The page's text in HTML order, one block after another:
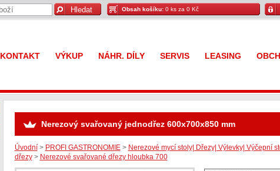
Obsah košíku: 0 ks za 0 Kč
KONTAKT VÝKUP NÁHR. DÍLY SERVIS LEASING
Nerezový svařovaný jednodřez 600x700x850 mm
Úvodní> PROFI GASTRONOMIE> Nerezové mycí stoly| Dřezy| Výlevky| Výčepní
dřezy> Nerezové svařované dřezy hloubka 700